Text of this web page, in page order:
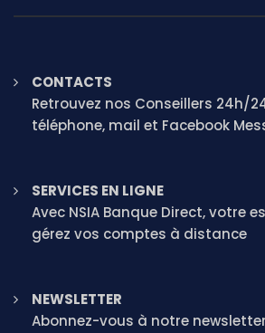
CONTACTS
Retrouvez nos Conseillers 24h/
téléphone, mail et Facebook
SERVICES EN LIGNE
Avec NSIA Banque Direct, votre
gérez vos comptes à distance
NEWSLETTER
Abonnez-vous à notre